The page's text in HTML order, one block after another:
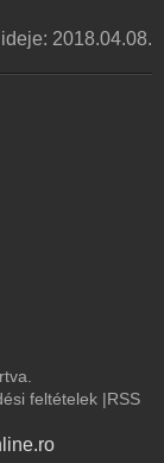
2018.04.08.
feltételek |RSS